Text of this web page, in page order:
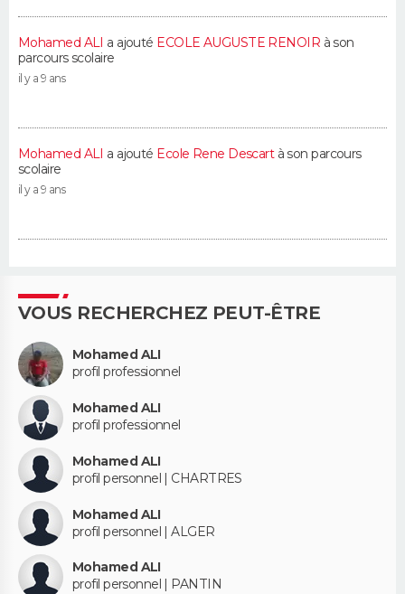
Mohamed ALI a ajouté ECOLE AUGUSTE RENOIR à son
parcours scolaire
il y a 9 ans
Mohamed ALI a ajouté Ecole Rene Descartà son parcours
scolaire
il y a 9 ans
VOUS RECHERCHEZ PEUT-ÊTRE
Mohamed ALI
profil professionnel
Mohamed ALI
profil professionnel
Mohamed ALI
profil personnel | CHARTRES
Mohamed ALI
profil personnel | ALGER
Mohamed ALI
profil personnel | PANTIN